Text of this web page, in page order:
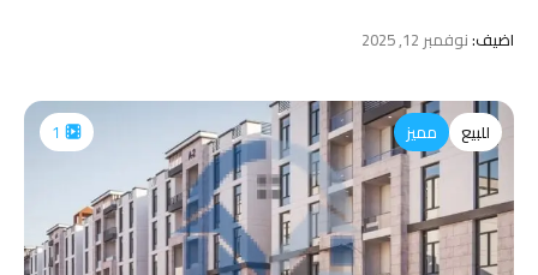
اضيف:نوفمبر 12, 2025
للبيع مميز 1